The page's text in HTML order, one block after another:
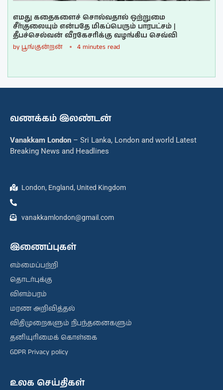
எமது கதைகளைச் சொல்வதால் ஒற்றுமை
சீர்குலையும் என்பதே மிகப்பெரும் பாரபட்சம் |
தீபச்செல்வன் வீரகேசரிக்கு வழங்கிய செவ்வி
by பூங்குன்றன் 4 minutes read
வணக்கம் இலண்டன்
Vanakkam London – Sri Lanka, London and world Latest
Breaking News and Headlines
London, England, United Kingdom
vanakkamlondon@gmail.com
இணைப்புகள்
எம்மைப்பற்றி
தொடர்புக்கு
விளம்பரம்
மரண அறிவித்தல்
விதிமுறைகளும் நிபந்தனைகளும்
தனியுரிமைக் கொள்கை
GDPR Privacy policy
உலக செய்திகள்